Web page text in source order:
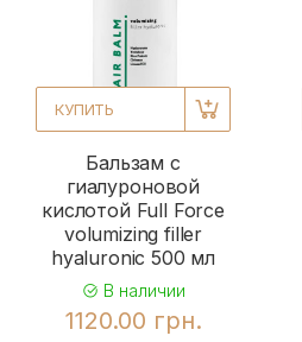
КУПИТЬ
Бальзам с
гиалуроновой
кислотой Full Force
volumizing filler
hyaluronic 500 мл
В наличии
1120.00 грн.